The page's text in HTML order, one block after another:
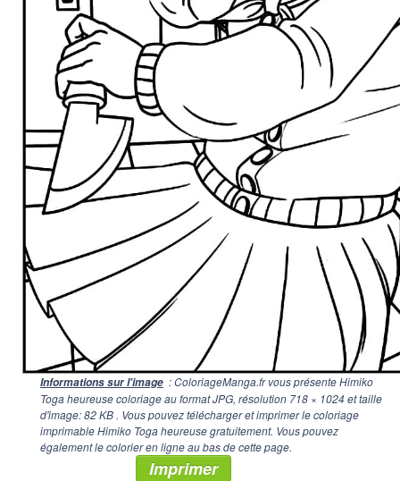
Informations sur l'image : ColoriageManga.fr vous présente Himiko
Toga heureuse coloriage au format JPG, résolution 718 × 1024et taille
d'image: 82 KB . Vous pouvez télécharger et imprimer le coloriage
imprimable Himiko Toga heureuse gratuitement. Vous pouvez
également le colorier en ligne au bas de cette page.
Imprimer